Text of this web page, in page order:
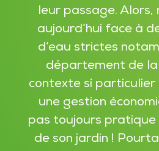
leur passage. Alors,
aujourd’hui face à
d’eau strictes
département de la
contexte si particulier
une gestion
pas toujours pratique
de son jardin !